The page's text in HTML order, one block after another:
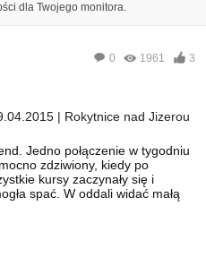
dla Twojego monitora.
0 1961 3
| Rokytnice nad Jizerou
Jedno połączenie w tygodniu
zdziwiony, kiedy po
kursy zaczynały się i
spać. W oddali widać małą